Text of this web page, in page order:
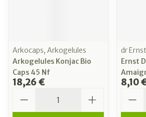
Arkocaps, Arkogelules
Arkogelules Konjac Bio
Caps 45 Nf
18,26 €
dr Ernst
Ernst
8,10